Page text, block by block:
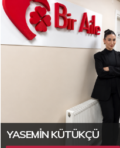
YASEMIN KÜTÜKÇÜ